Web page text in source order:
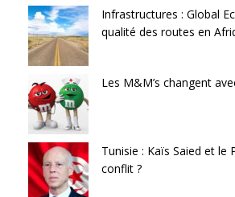
Infrastructures : Global
qualité des routes en
Les M&M’s changent
Tunisie : Kaïs Saied et le
conflit ?